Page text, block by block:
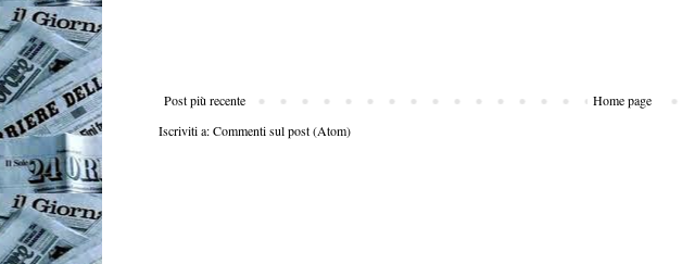
Post più recente
Home page
Iscriviti a:Commenti sul post (Atom)